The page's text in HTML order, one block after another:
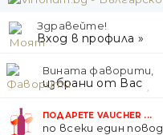
Здравейте!
Вход в профила »
Вината фаворити,
избрани от Вас
ПОДАРЕТЕ VAUCHER ...
по всеки един повод